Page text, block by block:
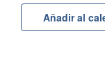
Añadir al